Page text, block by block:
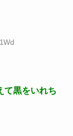
て黒をいれち